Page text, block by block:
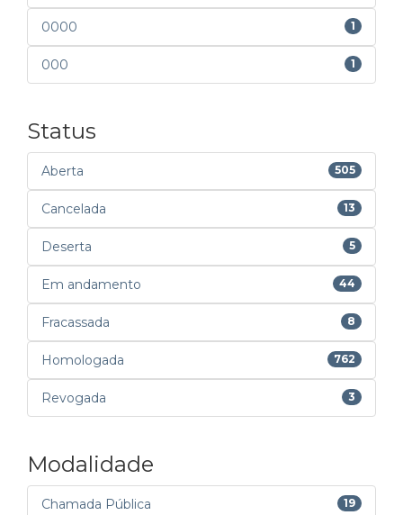
0000 1
000 1
Status
Aberta 505
Cancelada 13
Deserta 5
Em andamento 44
Fracassada 8
Homologada 762
Revogada 3
Modalidade
Chamada Pública 19